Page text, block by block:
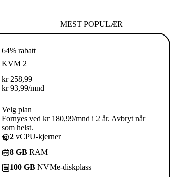
MEST POPULÆR
64% rabatt
KVM 2
kr 258,99
kr 93,99/mnd
Velg plan
Fornyes ved kr 180,99/mnd i 2 år. Avbryt når
som helst.
2 vCPU-kjerner
8 GB RAM
100 GB NVMe-diskplass